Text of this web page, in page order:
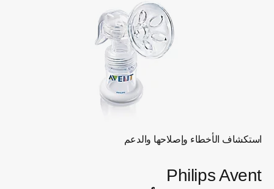
استكشاف الأخطاء وإصلاحها والدعم
Philips Avent